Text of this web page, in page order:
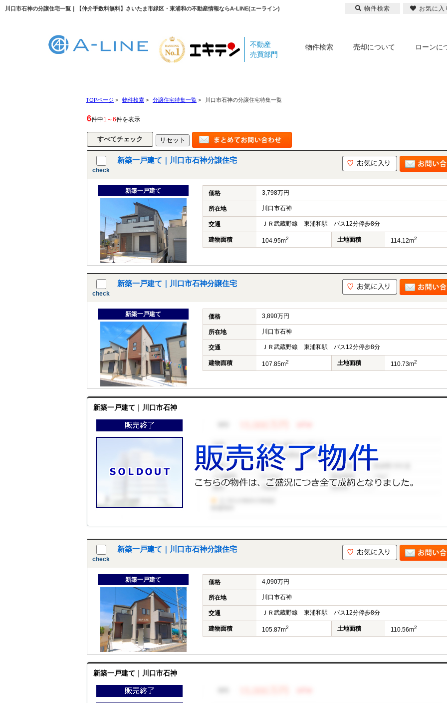
川口市石神の分譲住宅一覧｜【仲介手数料無料】さいたま市緑区・東浦和の不動産情報ならA-LINE(エーライン)
不動産
売買部門
物件検索 売却について ローンに
TOPページ > 物件検索 > 分譲住宅特集一覧 > 川口市石神の分譲住宅特集一覧
6件中1～6件を表示
check
新築一戸建て｜川口市石神分譲住宅
新築一戸建て 価格 3,798万円
所在地 川口市石神
交通 ＪＲ武蔵野線 東浦和駅 バス12分停歩8分
建物面積 104.95m2 土地面積 114.12m2
check
新築一戸建て｜川口市石神分譲住宅
新築一戸建て 価格 3,890万円
所在地 川口市石神
交通 ＪＲ武蔵野線 東浦和駅 バス12分停歩8分
建物面積 107.85m2 土地面積 110.73m2
新築一戸建て｜川口市石神
check
新築一戸建て｜川口市石神分譲住宅
新築一戸建て 価格 4,090万円
所在地 川口市石神
交通 ＪＲ武蔵野線 東浦和駅 バス12分停歩8分
建物面積 105.87m2 土地面積 110.56m2
新築一戸建て｜川口市石神
物件検索 お気に入